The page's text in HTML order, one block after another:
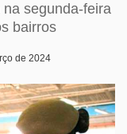
segunda-feira
bairros
de 2024